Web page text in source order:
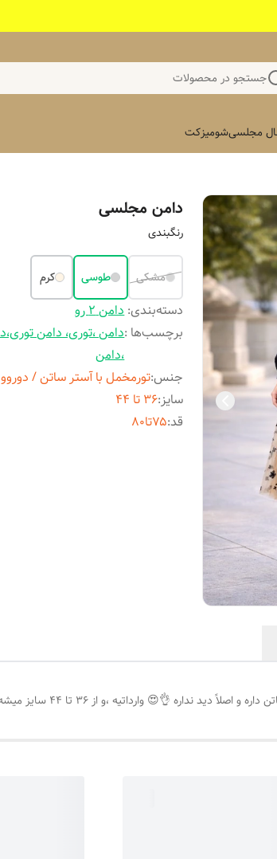
جستجو در محصولات
مجلسیشومیزکت
دامن مجلسی
رنگبندی
مشکی طوسی کرم
دسته‌بندی:دامن ۲ رو
برچسب‌ها :
،دامن
جنس:تورمخمل با آستر ساتن / دوروو
سایز:۳۶ تا ۴۴
قد:۷۵تا۸۰
۴۴ سایز میشه 😍در ضمن این دامن دو رو هستش یک رو ساتن و روی دیگر تور مخمل